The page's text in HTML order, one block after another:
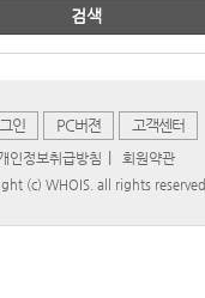
검색
인 PC버젼 고객센터
인정보취급방침 회원약관
(c) WHOIS. all rights reserved